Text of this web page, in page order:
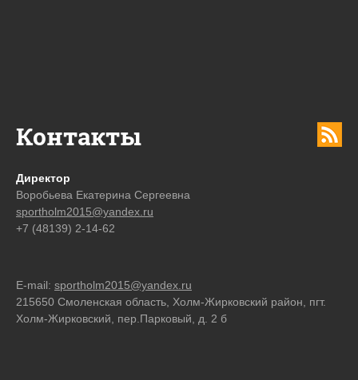
Контакты
Директор
Воробьева Екатерина Сергеевна
sportholm2015@yandex.ru
+7 (48139) 2-14-62
E-mail: sportholm2015@yandex.ru
215650 Смоленская область, Холм-Жирковский район, пгт.
Холм-Жирковский, пер.Парковый, д. 2 б